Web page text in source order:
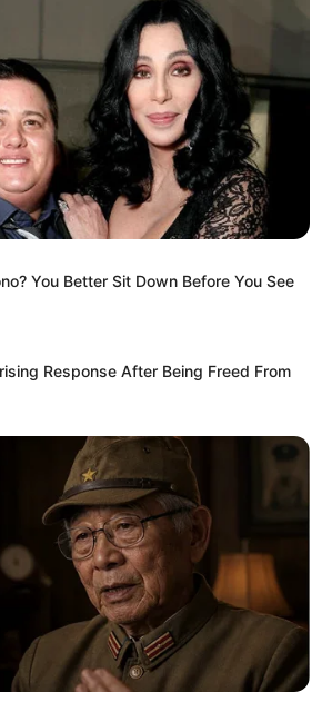
You Better Sit Down Before You See
Response After Being Freed From